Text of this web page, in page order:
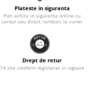
Plateste in siguranta
Poti achita in siguranta online cu
cardul sau direct ramburs la curier
Drept de retur
14 zile conform legislatiei in vigoare